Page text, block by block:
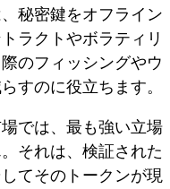
秘密鍵をオフライン
ラクトやボラティリ
のフィッシングやウ
すのに役立ちます。
では、最も強い立場
それは、検証された
てそのトークンが現